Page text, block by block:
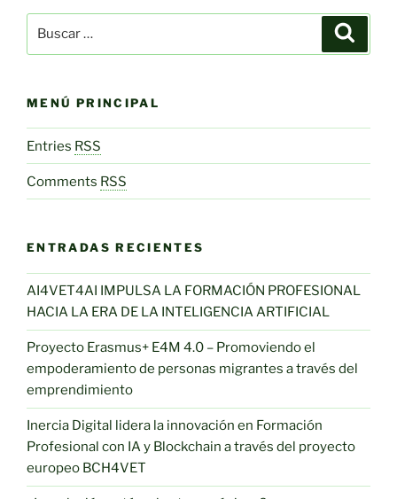
por:
MENÚ PRINCIPAL
Entries RSS
Comments RSS
ENTRADAS RECIENTES
AI4VET4AI IMPULSA LA FORMACIÓN PROFESIONAL
HACIA LA ERA DE LA INTELIGENCIA ARTIFICIAL
Proyecto Erasmus+ E4M 4.0 – Promoviendo el
empoderamiento de personas migrantes a través del
emprendimiento
Inercia Digital lidera la innovación en Formación
Profesional con IA y Blockchain a través del proyecto
europeo BCH4VET